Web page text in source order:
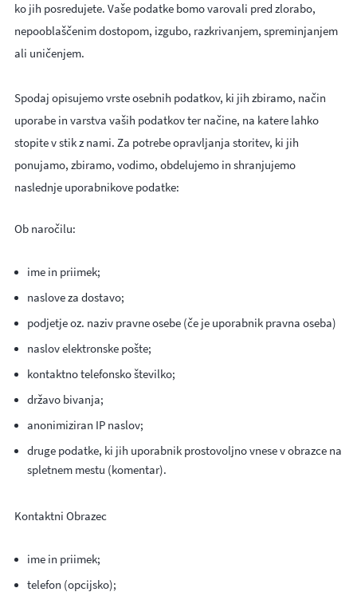
ko jih posredujete. Vaše podatke bomo varovali pred zlorabo,
nepooblaščenim dostopom, izgubo, razkrivanjem, spreminjanjem
ali uničenjem.
Spodaj opisujemo vrste osebnih podatkov, ki jih zbiramo, način
uporabe in varstva vaših podatkov ter načine, na katere lahko
stopite v stik z nami. Za potrebe opravljanja storitev, ki jih
ponujamo, zbiramo, vodimo, obdelujemo in shranjujemo
naslednje uporabnikove podatke:
Ob naročilu:
ime in priimek;
naslove za dostavo;
podjetje oz. naziv pravne osebe (če je uporabnik pravna oseba)
naslov elektronske pošte;
kontaktno telefonsko številko;
državo bivanja;
anonimiziran IP naslov;
druge podatke, ki jih uporabnik prostovoljno vnese v obrazce na
spletnem mestu (komentar).
Kontaktni Obrazec
ime in priimek;
telefon (opcijsko);